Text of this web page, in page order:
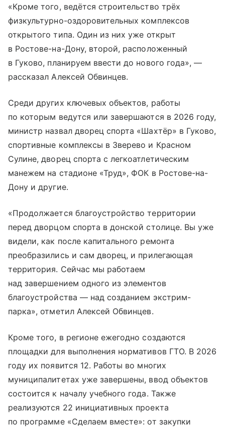
«Кроме того, ведётся строительство трёх
физкультурно-оздоровительных комплексов
открытого типа. Один из них уже открыт
в Ростове-на-Дону, второй, расположенный
в Гуково, планируем ввести до нового года», —
рассказал Алексей Обвинцев.
Среди других ключевых объектов, работы
по которым ведутся или завершаются в 2026 году,
министр назвал дворец спорта «Шахтёр» в Гуково,
спортивные комплексы в Зверево и Красном
Сулине, дворец спорта с легкоатлетическим
манежем на стадионе «Труд», ФОК в Ростове-на-
Дону и другие.
«Продолжается благоустройство территории
перед дворцом спорта в донской столице. Вы уже
видели, как после капитального ремонта
преобразились и сам дворец, и прилегающая
территория. Сейчас мы работаем
над завершением одного из элементов
благоустройства — над созданием экстрим-
парка», отметил Алексей Обвинцев.
Кроме того, в регионе ежегодно создаются
площадки для выполнения нормативов ГТО. В 2026
году их появится 12. Работы во многих
муниципалитетах уже завершены, ввод объектов
состоится к началу учебного года. Также
реализуются 22 инициативных проекта
по программе «Сделаем вместе»: от закупки